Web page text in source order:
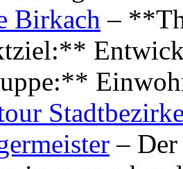
Birkach –
–